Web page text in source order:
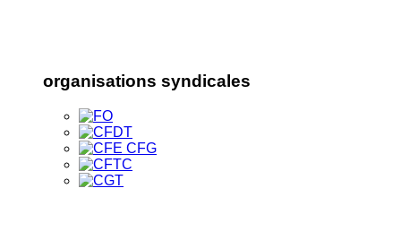
organisations syndicales